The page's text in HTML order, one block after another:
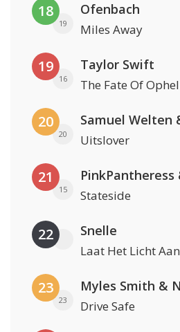
18
19
Ofenbach
Miles Away
19
16
Taylor Swift
The Fate Of
20
20
Samuel Welten
Uitslover
21
15
PinkPantheress
Stateside
22 Snelle
Laat Het Licht Aan
23
23
Myles Smith &
Drive Safe